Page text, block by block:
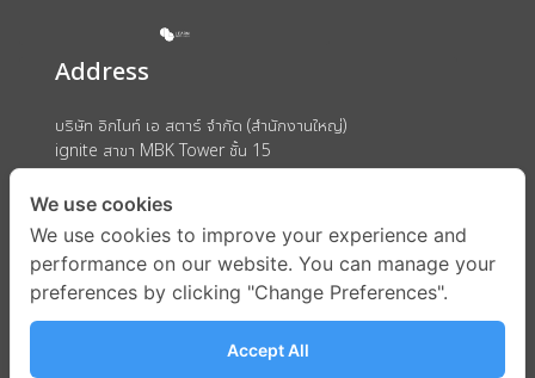
Address
บริษัท อิกไนท์ เอ สตาร์ จำกัด (สำนักงานใหญ่)
ignite สาขา MBK Tower ชั้น 15
ถนนพญาไท แขวงวังใหม่ เขตปทุมวัน กรุงเทพมหานคร 10330
We use cookies
We use cookies to improve your experience and
performance on our website. You can manage your
preferences by clicking "Change Preferences".
Accept All